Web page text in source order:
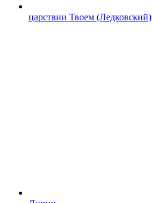
царствии Твоем (Ледковский)